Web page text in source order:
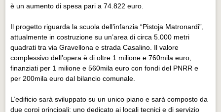
è un aumento di spesa pari a 74.822 euro.
Il progetto riguarda la scuola dell’infanzia “Pistoja Matronardi”,
attualmente in costruzione su un’area di circa 5.000 metri
quadrati tra via Gravellona e strada Casalino. Il valore
complessivo dell’opera è di oltre 1 milione e 760mila euro,
finanziati per 1 milione e 560mila euro con fondi del PNRR e
per 200mila euro dal bilancio comunale.
L’edificio sarà sviluppato su un unico piano e sarà composto da
due corpi principali: uno dedicato ai locali tecnici e di servizio